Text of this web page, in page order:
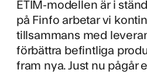
ETIM-modellen är i
på Finfo arbetar vi
tillsammans med
förbättra befintliga
fram nya. Just nu pågår